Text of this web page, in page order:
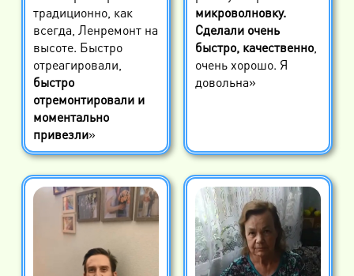
традиционно, как
всегда, Ленремонт на
высоте. Быстро
отреагировали,
быстро
отремонтировали и
моментально
привезли»
микроволновку.
Сделали очень
быстро, качественно,
очень хорошо. Я
довольна»